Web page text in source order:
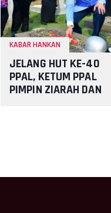
KABAR HANKAN
JELANG HUT KE-40
PPAL, KETUM PPAL
PIMPIN ZIARAH DAN